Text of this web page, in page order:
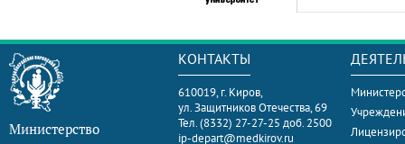
Министерство
КОНТАКТЫ
610019, г. Киров,
ул. Защитников Отечества, 69
Тел. (8332) 27-27-25 доб. 2500
ip-depart@medkirov.ru